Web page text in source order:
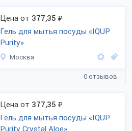
Цена от 377,35 ₽
Гель для мытья посуды «IQUP
Purity»
Москва
0 отзывов
Цена от 377,35 ₽
Гель для мытья посуды «IQUP
Purity Сrystal Aloe»